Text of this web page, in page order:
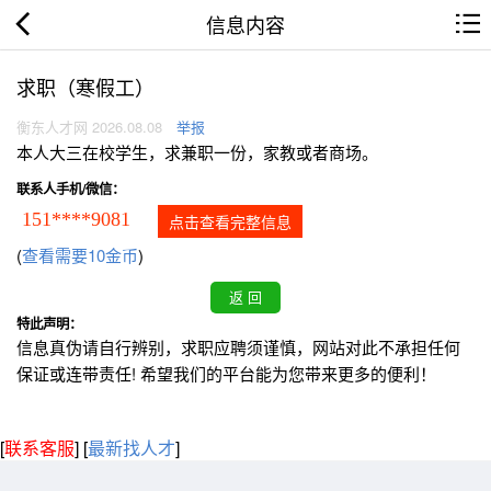
信息内容
求职（寒假工）
衡东人才网 2026.08.08 举报
本人大三在校学生，求兼职一份，家教或者商场。
联系人手机/微信：
151****9081 点击查看完整信息
(查看需要10金币)
特此声明：
信息真伪请自行辨别，求职应聘须谨慎，网站对此不承担任何
保证或连带责任! 希望我们的平台能为您带来更多的便利！
[联系客服] [最新找人才]